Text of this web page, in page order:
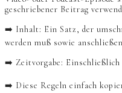
geschriebener Beitrag
➡️ Inhalt: Ein Satz, der
werden muß sowie
➡️ Zeitvorgabe: Einschließlich
➡️ Diese Regeln einfach